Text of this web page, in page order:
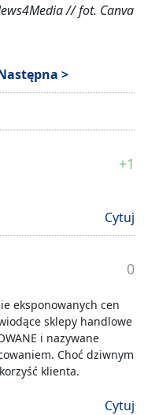
// fot. Canva
>
+1
Cytuj
0
eksponowanych cen
sklepy handlowe
i nazywane
Choć dziwnym
klienta.
Cytuj